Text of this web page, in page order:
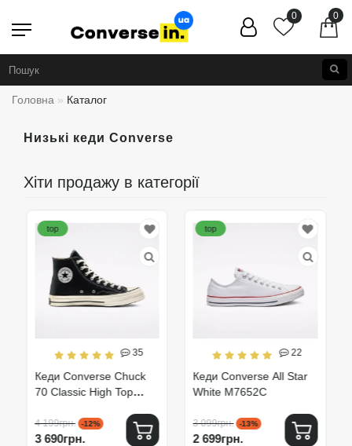
0
0
Головна Каталог
Низькі кеди Converse
Хіти продажу в категорії
top
35
Кеди Converse Chuck
70 Classic High Top
4 199грн. -12%
3 690грн.
top
22
Кеди Converse All Star
White M7652C
3 099грн. -13%
2 699грн.